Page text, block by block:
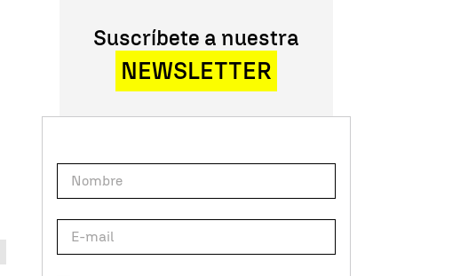
Suscríbete a nuestra
NEWSLETTER